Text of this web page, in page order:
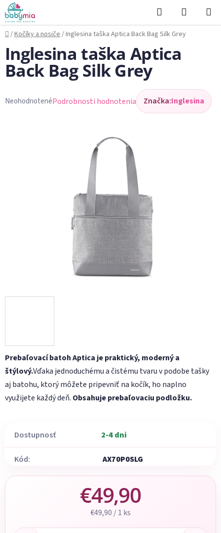
Prejsť
na
obsah
Hľadať
KOŠÍK
Domov
/Kočíky a nosiče/Inglesina taška Aptica Back Bag Silk Grey
Prebaľovací batoh Aptica je praktický, moderný a
štýlový.Vďaka jednoduchému a čistému tvaru v podobe tašky
aj batohu, ktorý môžete pripevniť na kočík, ho naplno
využijete každý deň. Obsahuje prebaľovaciu podložku.
Dostupnosť 2-4 dni
Kód: AX70P0SLG
€49,90
Jednotková cena:
€49,90 / 1 ks
Inglesina taška Aptica
Back Bag Silk Grey
Priemerné
NeohodnotenéPodrobnosti hodnotenia Značka:Inglesina